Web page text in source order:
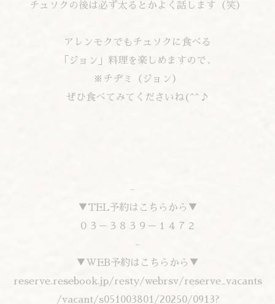
チュソクの後は必ず太るとかよく話します（笑）
アレンモクでもチュソクに食べる
「ジョン」料理を楽しめますので、
※チヂミ（ジョン）
ぜひ食べてみてくださいね(^^♪
-
▼TEL予約はこちらから▼
０３－３８３９－１４７２
-
▼WEB予約はこちらから▼
reserve.resebook.jp/resty/webrsv/reserve_vacants
/vacant/s051003801/20250/0913?